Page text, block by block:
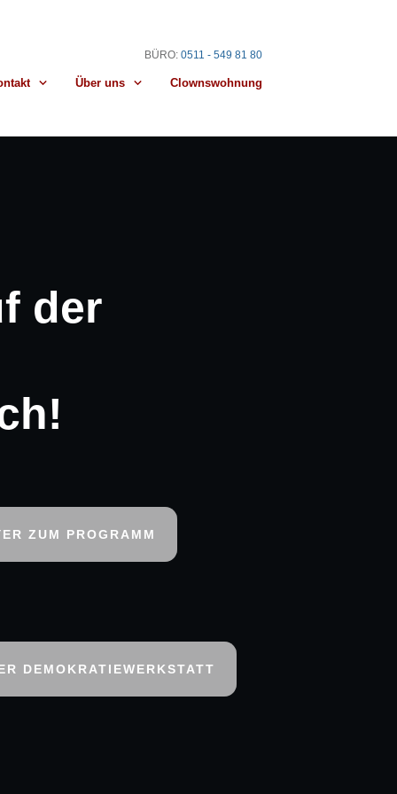
BÜRO: 0511 - 549 81 80
Über uns Clownswohnung
der
ZUM PROGRAMM
DEMOKRATIEWERKSTATT